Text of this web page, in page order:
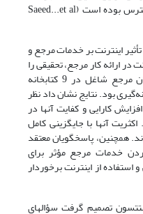
دو کتابخانه از طریق اینترنت قابل دسترس بوده است (Saeed...et al
اینترنت بر خدمات مرجع و
ارائه کار مرجع، تحقیقی را
انجام دادند. جامعه پژوهشی کتابداران مرجع شاغل در 9 کتابخانه
نفر بدون نمونه‌گیری بود. نتایج نشان داد نظر
کارایی و کفایت آنها در
آنها با جایگزینی کامل
همچنین، پاسخگویان معتقد
خدمات مرجع مؤثر برای
استفاده از اینترنت برخوردار
استتسون تصمیم گرفت سؤالهای